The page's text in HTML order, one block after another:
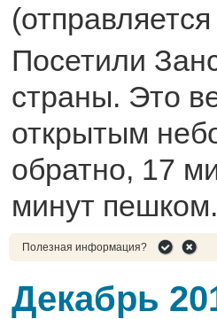
Посетили
страны. Это
открытым
обратно, 17
минут пешком.
Полезная информация?
Декабрь